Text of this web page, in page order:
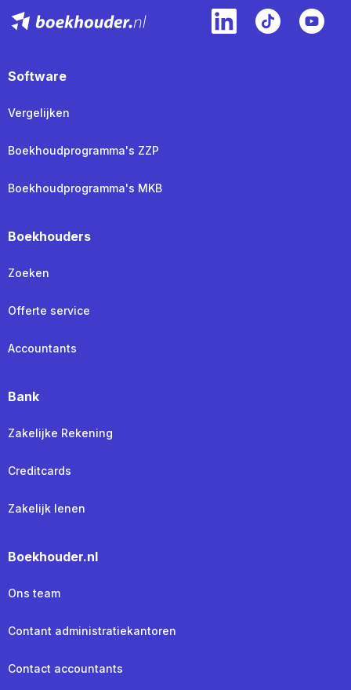
Software
Vergelijken
Boekhoudprogramma's ZZP
Boekhoudprogramma's MKB
Boekhouders
Zoeken
Offerte service
Accountants
Bank
Zakelijke Rekening
Creditcards
Zakelijk lenen
Boekhouder.nl
Ons team
Contant administratiekantoren
Contact accountants